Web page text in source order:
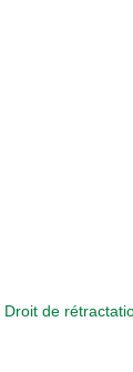
Droit de